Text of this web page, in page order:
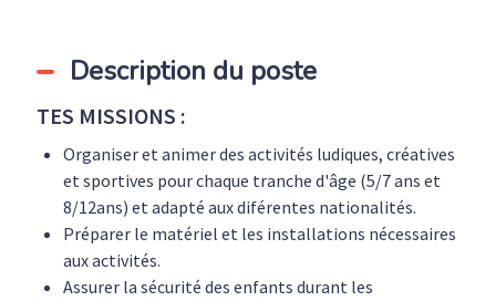
Description du poste
TES MISSIONS :
Organiser et animer des activités ludiques, créatives
et sportives pour chaque tranche d'âge (5/7 ans et
8/12ans) et adapté aux diférentes nationalités.
Préparer le matériel et les installations nécessaires
aux activités.
Assurer la sécurité des enfants durant les